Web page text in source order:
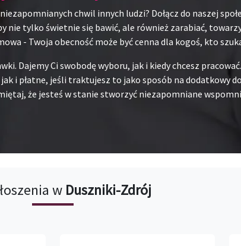
chwil innych ludzi? Dołącz do naszej
tylko świetnie się bawić, ale również zarabiać,
- Twoja obecność może być cenna dla kogoś, kto
Dajemy Ci swobodę wyboru, jak i kiedy chcesz
i płatne, jeśli traktujesz to jako sposób na dodatkowy
że jesteś w stanie stworzyć niezapomniane
w Duszniki-Zdrój